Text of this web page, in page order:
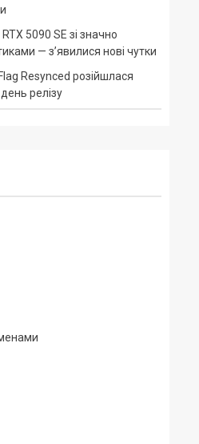
5090 SE зі значно
— з’явилися нові чутки
Resynced розійшлася
релізу